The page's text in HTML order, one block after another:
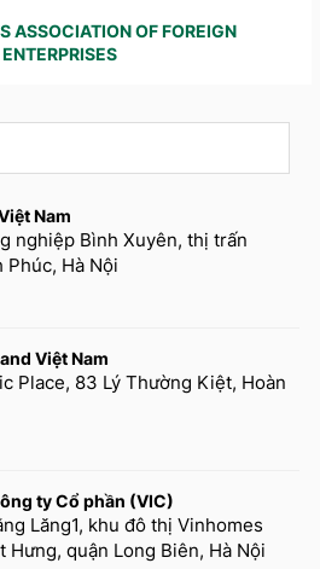
ASSOCIATION OF FOREIGN
Nam
nghiệp Bình Xuyên, thị trấn
Phúc, Hà Nội
Việt Nam
Place, 83 Lý Thường Kiệt, Hoàn
ty Cổ phần (VIC)
Lăng1, khu đô thị Vinhomes
quận Long Biên, Hà Nội